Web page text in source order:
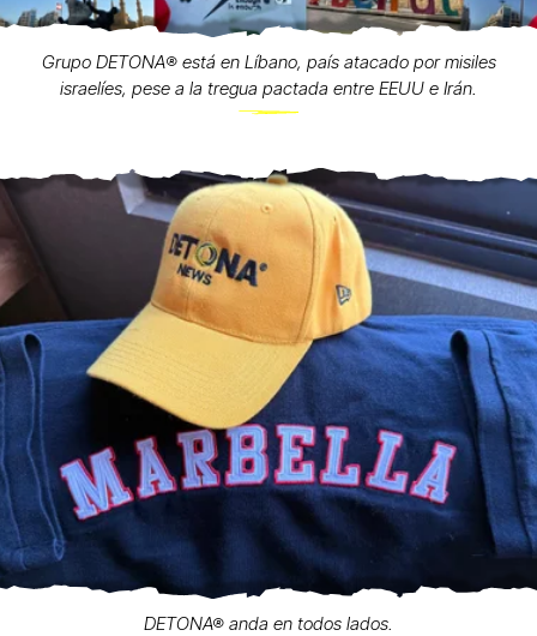
Grupo DETONA®️ está en Líbano, país atacado por misiles
israelíes, pese a la tregua pactada entre EEUU e Irán.
DETONA® anda en todos lados.